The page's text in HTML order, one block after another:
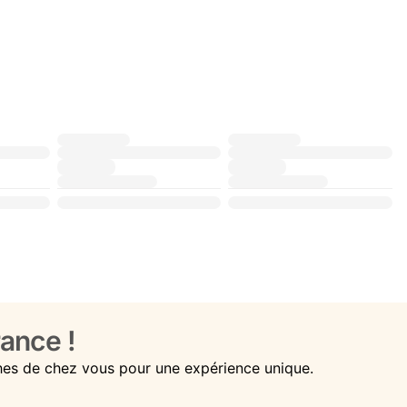
!
de chez vous pour une expérience unique.